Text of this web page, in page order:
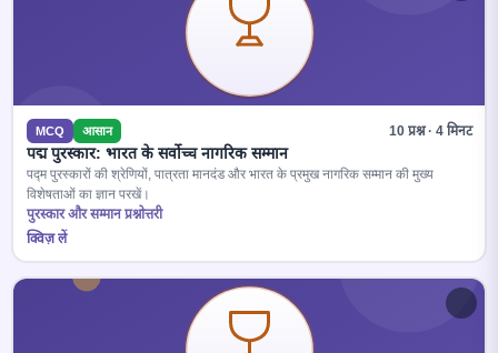
MCQ आसान 10 प्रश्न · 4 मिनट
पद्म पुरस्कार: भारत के सर्वोच्च नागरिक सम्मान
पद्म पुरस्कारों की श्रेणियों, पात्रता मानदंड और भारत के प्रमुख नागरिक सम्मान की मुख्य
विशेषताओं का ज्ञान परखें।
पुरस्कार और सम्मान प्रश्नोत्तरी
क्विज़ लें